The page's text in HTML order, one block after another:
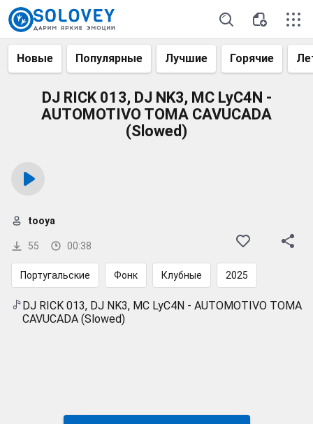
Новые Популярные Лучшие Горячие
DJ RICK 013, DJ NK3, MC LyC4N -
AUTOMOTIVO TOMA CAVUCADA
(Slowed)
55 00:38
tooya
Португальские Фонк Клубные 2025
DJ RICK 013, DJ NK3, MC LyC4N - AUTOMOTIVO TOMA
CAVUCADA (Slowed)